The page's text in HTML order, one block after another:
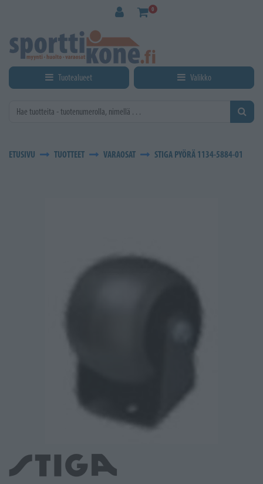
0
Tuotealueet Valikko
ETUSIVU TUOTTEET VARAOSAT STIGA PYÖRÄ 1134-5884-01